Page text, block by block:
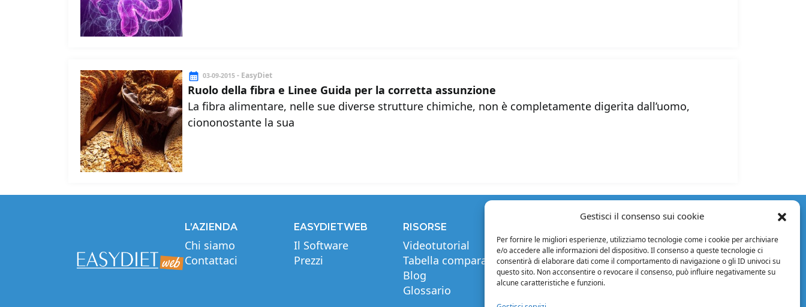
Gestisci il consenso sui cookie
Per fornire le migliori esperienze, utilizziamo tecnologie come i cookie per archiviare
e/o accedere alle informazioni del dispositivo. Il consenso a queste tecnologie ci
consentirà di elaborare dati come il comportamento di navigazione o gli ID univoci su
questo sito. Non acconsentire o revocare il consenso, può influire negativamente su
alcune caratteristiche e funzioni.
03-09-2015 - EasyDiet
Ruolo della fibra e Linee Guida per la corretta assunzione
La fibra alimentare, nelle sue diverse strutture chimiche, non è completamente digerita dall’uomo,
ciononostante la sua
L’AZIENDA
Chi siamo
Contattaci
EASYDIETWEB
Il Software
Prezzi
RISORSE
Videotutorial
Tabella comparativa
Blog
Glossario
Note legali
Privacy Policy
Condizioni di vendita
Condizioni generali